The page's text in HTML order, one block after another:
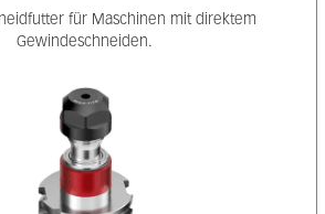
für Maschinen mit direktem
Gewindeschneiden.